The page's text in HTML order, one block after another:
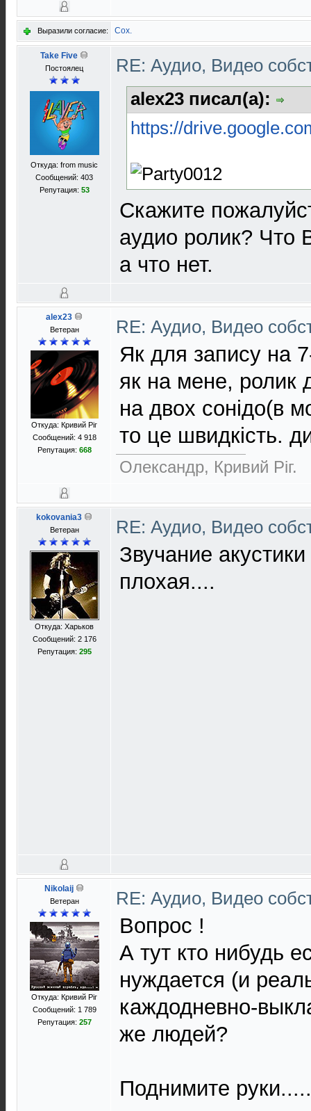
Выразили согласие: Cox.
Take Five
Постоялец
Откуда: from music
Сообщений: 403
Репутация: 53
RE: Аудио, Видео
alex23 писал(а):
https://
Скажите
аудио ролик? Что
а что нет.
alex23
Ветеран
Откуда: Кривий Рiг
Сообщений: 4 918
Репутация: 668
RE: Аудио, Видео
Як для запису на
як на мене, ролик
на двох сонідо(в
то це швидкість.
Олександр, Кривий Рiг.
kokovania3
Ветеран
Откуда: Харьков
Сообщений: 2 176
Репутация: 295
RE: Аудио, Видео
Звучание
плохая....
Nikolaij
Ветеран
Откуда: Кривий Рiг
Сообщений: 1 789
Репутация: 257
RE: Аудио, Видео
Вопрос !
А тут кто нибудь
нуждается (и
каждодневно-
же людей?
Поднимите руки.....